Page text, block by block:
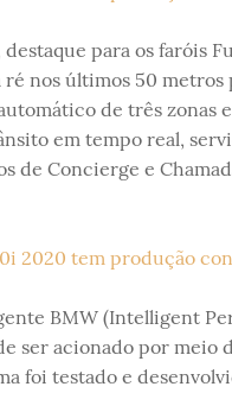
para os faróis
ré nos últimos 50
de três zonas
em tempo real,
de Concierge e
BMW (Intelligent
ser acionado por meio
foi testado e